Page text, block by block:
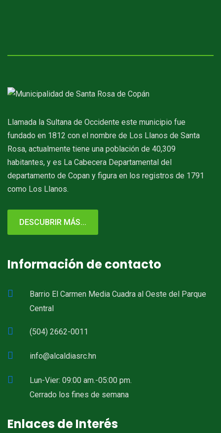
Llamada la Sultana de Occidente este municipio fue
fundado en 1812 con el nombre de Los Llanos de Santa
Rosa, actualmente tiene una población de 40,309
habitantes, y es La Cabecera Departamental del
departamento de Copan y figura en los registros de 1791
como Los Llanos.
DESCUBRIR MÁS...
Información de contacto
Barrio El Carmen Media Cuadra al Oeste del Parque
Central
(504) 2662-0011
info@alcaldiasrc.hn
Lun-Vier: 09:00 am.-05:00 pm.
Cerrado los fines de semana
Enlaces de Interés